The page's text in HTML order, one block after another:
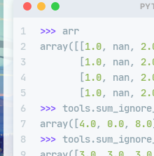
1
2
3
4
5
6
7
8
>>> arr
array([[1.0, nan,
       [
1.0, nan,
       [
1.0, nan,
       [
1.0, nan,
>>>
array([4.0, 0.0, 8.0
>>>